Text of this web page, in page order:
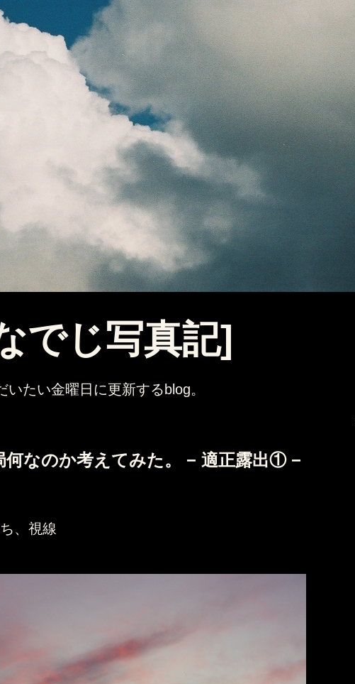
でじ写真記]
いたい金曜日に更新するblog。
何なのか考えてみた。 − 適正露出① −
、視線